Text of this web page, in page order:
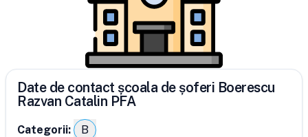
Date de contact școala de șoferi Boerescu
Razvan Catalin PFA
Categorii: B